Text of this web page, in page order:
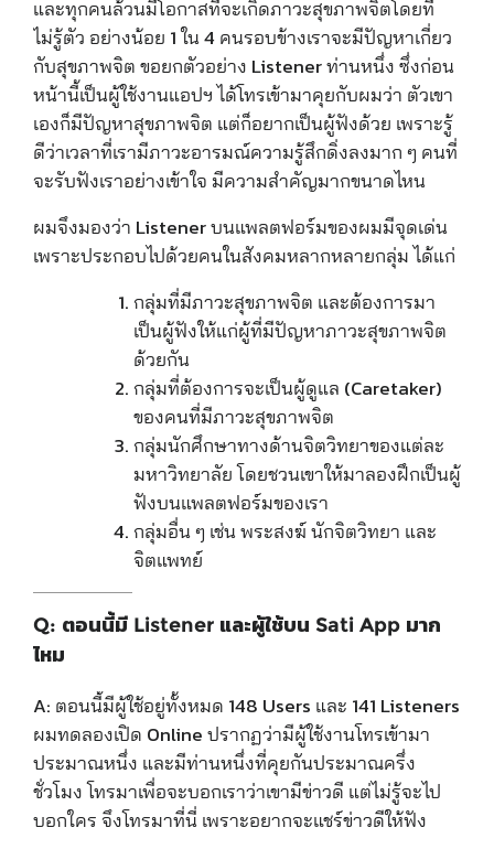
และทุกคนล้วนมีโอกาสที่จะเกิดภาวะสุขภาพจิตโดยที่
ไม่รู้ตัว อย่างน้อย 1 ใน 4 คนรอบข้างเราจะมีปัญหาเกี่ยว
กับสุขภาพจิต ขอยกตัวอย่าง Listener ท่านหนึ่ง ซึ่งก่อน
หน้านี้เป็นผู้ใช้งานแอปฯ ได้โทรเข้ามาคุยกับผมว่า ตัวเขา
เองก็มีปัญหาสุขภาพจิต แต่ก็อยากเป็นผู้ฟังด้วย เพราะรู้
ดีว่าเวลาที่เรามีภาวะอารมณ์ความรู้สึกดิ่งลงมาก ๆ คนที่
จะรับฟังเราอย่างเข้าใจ มีความสำคัญมากขนาดไหน
ผมจึงมองว่า Listener บนแพลตฟอร์มของผมมีจุดเด่น
เพราะประกอบไปด้วยคนในสังคมหลากหลายกลุ่ม ได้แก่
กลุ่มที่มีภาวะสุขภาพจิต และต้องการมา
เป็นผู้ฟังให้แก่ผู้ที่มีปัญหาภาวะสุขภาพจิต
ด้วยกัน
กลุ่มที่ต้องการจะเป็นผู้ดูแล (Caretaker)
ของคนที่มีภาวะสุขภาพจิต
กลุ่มนักศึกษาทางด้านจิตวิทยาของแต่ละ
มหาวิทยาลัย โดยชวนเขาให้มาลองฝึกเป็นผู้
ฟังบนแพลตฟอร์มของเรา
กลุ่มอื่น ๆ เช่น พระสงฆ์ นักจิตวิทยา และ
จิตแพทย์
Q: ตอนนี้มี Listener และผู้ใช้บน Sati App มาก
ไหม
A: ตอนนี้มีผู้ใช้อยู่ทั้งหมด 148 Users และ 141 Listeners
ผมทดลองเปิด Online ปรากฏว่ามีผู้ใช้งานโทรเข้ามา
ประมาณหนึ่ง และมีท่านหนึ่งที่คุยกันประมาณครึ่ง
ชั่วโมง โทรมาเพื่อจะบอกเราว่าเขามีข่าวดี แต่ไม่รู้จะไป
บอกใคร จึงโทรมาที่นี่ เพราะอยากจะแชร์ข่าวดีให้ฟัง